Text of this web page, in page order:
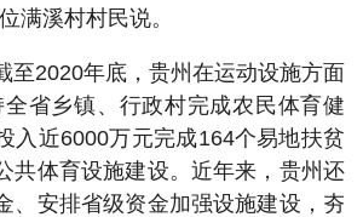
满溪村村民说。
至2020年底，贵州在运动设施方面
省乡镇、行政村完成农民体育健
入近6000万元完成164个易地扶贫
共体育设施建设。近年来，贵州还
、安排省级资金加强设施建设，夯